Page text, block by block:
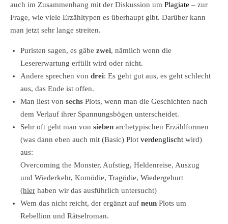
auch im Zusammenhang mit der Diskussion um Plagiate – zur
Frage, wie viele Erzähltypen es überhaupt gibt. Darüber kann
man jetzt sehr lange streiten.
Puristen sagen, es gäbe zwei, nämlich wenn die
Lesererwartung erfüllt wird oder nicht.
Andere sprechen von drei: Es geht gut aus, es geht schlecht
aus, das Ende ist offen.
Man liest von sechs Plots, wenn man die Geschichten nach
dem Verlauf ihrer Spannungsbögen unterscheidet.
Sehr oft geht man von sieben archetypischen Erzählformen
(was dann eben auch mit (Basic) Plot verdenglischt wird)
aus:
Overcoming the Monster, Aufstieg, Heldenreise, Auszug
und Wiederkehr, Komödie, Tragödie, Wiedergeburt
(hier haben wir das ausführlich untersucht)
Wem das nicht reicht, der ergänzt auf neun Plots um
Rebellion und Rätselroman.